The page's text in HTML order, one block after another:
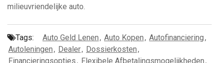
milieuvriendelijke auto.
Tags: Auto Geld Lenen, Auto Kopen, Autofinanciering,
Autoleningen, Dealer, Dossierkosten,
Financieringsopties, Flexibele Afbetalingsmogelijkheden,